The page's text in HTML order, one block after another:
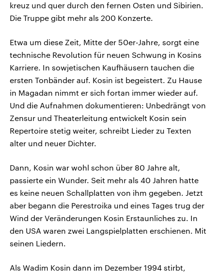
kreuz und quer durch den fernen Osten und Sibirien.
Die Truppe gibt mehr als 200 Konzerte.
Etwa um diese Zeit, Mitte der 50er-Jahre, sorgt eine
technische Revolution für neuen Schwung in Kosins
Karriere. In sowjetischen Kaufhäusern tauchen die
ersten Tonbänder auf. Kosin ist begeistert. Zu Hause
in Magadan nimmt er sich fortan immer wieder auf.
Und die Aufnahmen dokumentieren: Unbedrängt von
Zensur und Theaterleitung entwickelt Kosin sein
Repertoire stetig weiter, schreibt Lieder zu Texten
alter und neuer Dichter.
Dann, Kosin war wohl schon über 80 Jahre alt,
passierte ein Wunder. Seit mehr als 40 Jahren hatte
es keine neuen Schallplatten von ihm gegeben. Jetzt
aber begann die Perestroika und eines Tages trug der
Wind der Veränderungen Kosin Erstaunliches zu. In
den USA waren zwei Langspielplatten erschienen. Mit
seinen Liedern.
Als Wadim Kosin dann im Dezember 1994 stirbt,